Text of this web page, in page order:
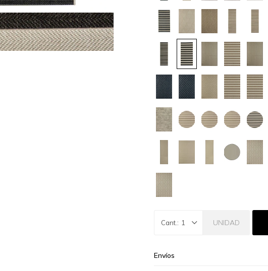
1 UNIDAD
Envíos